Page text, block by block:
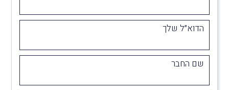
הדוא״ל שלך
שם החבר